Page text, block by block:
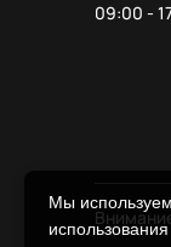
09:00 -
Мы